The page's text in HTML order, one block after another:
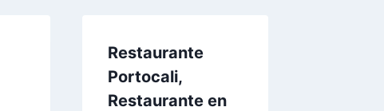
Restaurante
Portocali,
Restaurante en